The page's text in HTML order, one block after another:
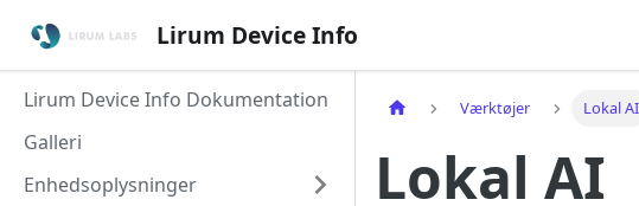
Lirum Device Info
Lirum Device Info Dokumentation
Galleri
Enhedsoplysninger
Værktøjer Lokal AI
Lokal AI